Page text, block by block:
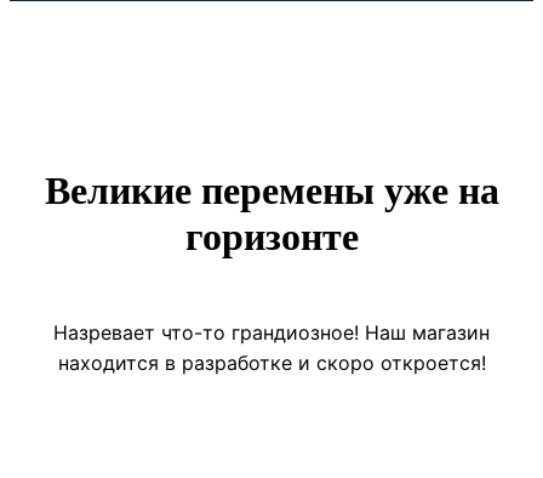
Великие перемены уже на
горизонте
Назревает что-то грандиозное! Наш магазин
находится в разработке и скоро откроется!